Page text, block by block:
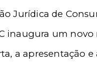
Jurídica de
inaugura um
a apresentação